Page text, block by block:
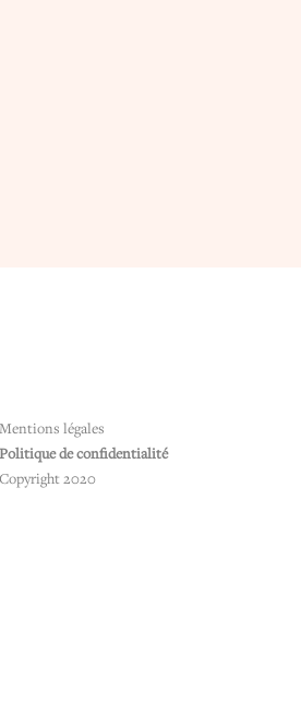
Mentions légales
Politique de confidentialité
Copyright 2020